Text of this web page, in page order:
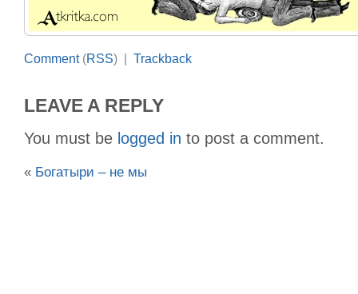
Comment(RSS) | Trackback
LEAVE A REPLY
You must be logged in to post a comment.
« Богатыри – не мы